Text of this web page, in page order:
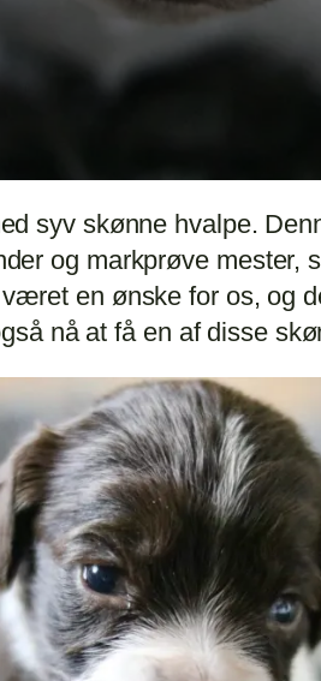
syv skønne hvalpe.
og markprøve mester,
en ønske for os, og
nå at få en af disse